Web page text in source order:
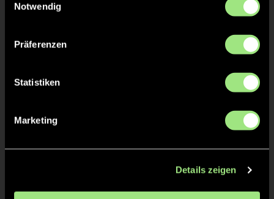
Notwendig
Präferenzen
Statistiken
Marketing
Details zeigen
Jonas
Matti
Karl